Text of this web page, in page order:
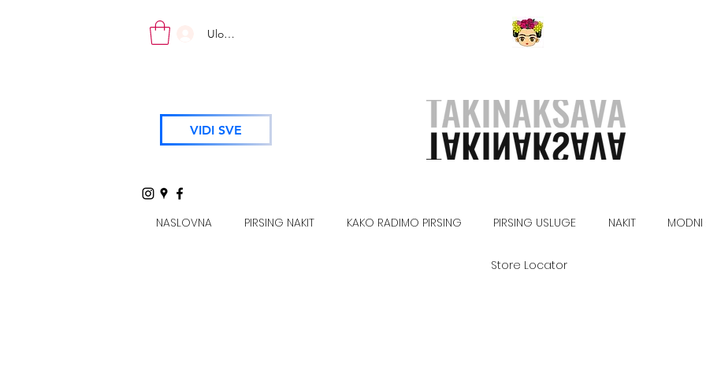
Uloguj se
VIDI SVE
NASLOVNA PIRSING NAKIT KAKO RADIMO PIRSING PIRSING USLUGE NAKIT MODNI
Store Locator